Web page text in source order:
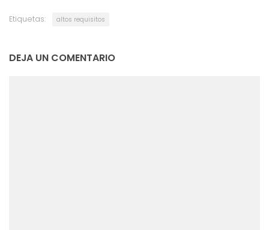
Etiquetas: altos requisitos
DEJA UN COMENTARIO